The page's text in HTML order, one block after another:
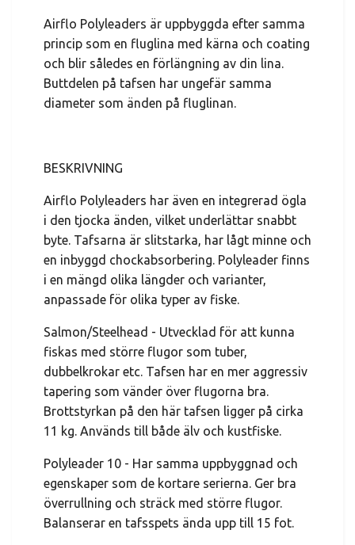
Airflo Polyleaders är uppbyggda efter samma
princip som en fluglina med kärna och coating
och blir således en förlängning av din lina.
Buttdelen på tafsen har ungefär samma
diameter som änden på fluglinan.
BESKRIVNING
Airflo Polyleaders har även en integrerad ögla
i den tjocka änden, vilket underlättar snabbt
byte. Tafsarna är slitstarka, har lågt minne och
en inbyggd chockabsorbering. Polyleader finns
i en mängd olika längder och varianter,
anpassade för olika typer av fiske.
Salmon/Steelhead - Utvecklad för att kunna
fiskas med större flugor som tuber,
dubbelkrokar etc. Tafsen har en mer aggressiv
tapering som vänder över flugorna bra.
Brottstyrkan på den här tafsen ligger på cirka
11 kg. Används till både älv och kustfiske.
Polyleader 10 - Har samma uppbyggnad och
egenskaper som de kortare serierna. Ger bra
överrullning och sträck med större flugor.
Balanserar en tafsspets ända upp till 15 fot.